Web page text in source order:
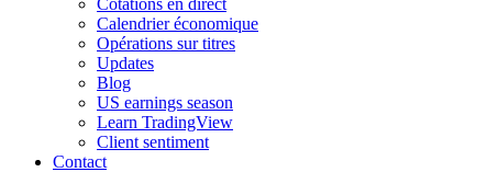
Calendrier économique
Opérations sur titres
Updates
Blog
US earnings season
Learn TradingView
Client sentiment
Contact